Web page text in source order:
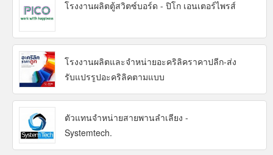
โรงงานผลิตตู้สวิตซ์บอร์ด - ปิโก เอนเตอร์ไพรส์
โรงงานผลิตและจำหน่ายอะคริลิคราคาปลีก-ส่ง
รับแปรรูปอะคริลิคตามแบบ
ตัวแทนจำหน่ายสายพานลำเลียง -
Systemtech.